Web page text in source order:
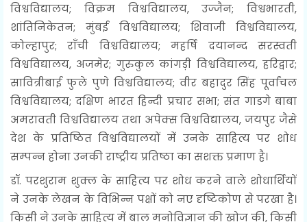
विश्वविद्यालय; विक्रम विश्वविद्यालय, उज्जैन; विश्वभारती,
शांतिनिकेतन; मुंबई विश्वविद्यालय; शिवाजी विश्वविद्यालय,
कोल्हापुर; राँची विश्वविद्यालय; महर्षि दयानन्द सरस्वती
विश्वविद्यालय, अजमेर; गुरुकुल कांगड़ी विश्वविद्यालय, हरिद्वार;
सावित्रीबाई फुले पुणे विश्वविद्यालय; वीर बहादुर सिंह पूर्वांचल
विश्वविद्यालय; दक्षिण भारत हिन्दी प्रचार सभा; संत गाडगे बाबा
अमरावती विश्वविद्यालय तथा अपेक्स विश्वविद्यालय, जयपुर जैसे
देश के प्रतिष्ठित विश्वविद्यालयों में उनके साहित्य पर शोध
सम्पन्न होना उनकी राष्ट्रीय प्रतिष्ठा का सशक्त प्रमाण है।
डॉ. परशुराम शुक्ल के साहित्य पर शोध करने वाले शोधार्थियों
ने उनके लेखन के विभिन्न पक्षों को नए दृष्टिकोण से परखा है।
किसी ने उनके साहित्य में बाल मनोविज्ञान की खोज की, किसी